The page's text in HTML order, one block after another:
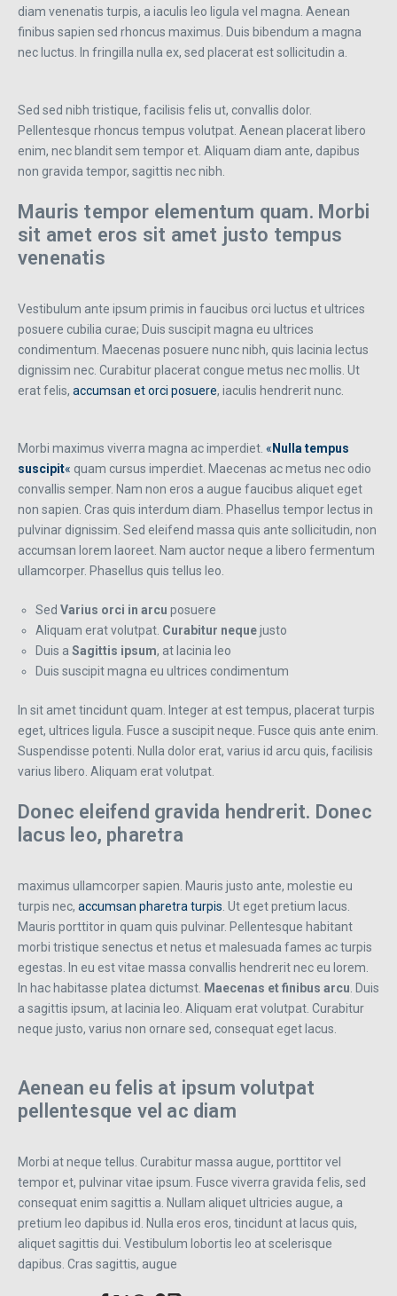
diam venenatis turpis, a iaculis leo ligula vel magna. Aenean
finibus sapien sed rhoncus maximus. Duis bibendum a magna
nec luctus. In fringilla nulla ex, sed placerat est sollicitudin a.
Sed sed nibh tristique, facilisis felis ut, convallis dolor.
Pellentesque rhoncus tempus volutpat. Aenean placerat libero
enim, nec blandit sem tempor et. Aliquam diam ante, dapibus
non gravida tempor, sagittis nec nibh.
Mauris tempor elementum quam. Morbi
sit amet eros sit amet justo tempus
venenatis
Vestibulum ante ipsum primis in faucibus orci luctus et ultrices
posuere cubilia curae; Duis suscipit magna eu ultrices
condimentum. Maecenas posuere nunc nibh, quis lacinia lectus
dignissim nec. Curabitur placerat congue metus nec mollis. Ut
erat felis, accumsan et orci posuere, iaculis hendrerit nunc.
Morbi maximus viverra magna ac imperdiet. « Nulla tempus
suscipit« quam cursus imperdiet. Maecenas ac metus nec odio
convallis semper. Nam non eros a augue faucibus aliquet eget
non sapien. Cras quis interdum diam. Phasellus tempor lectus in
pulvinar dignissim. Sed eleifend massa quis ante sollicitudin, non
accumsan lorem laoreet. Nam auctor neque a libero fermentum
ullamcorper. Phasellus quis tellus leo.
Sed Varius orci in arcu posuere
Aliquam erat volutpat. Curabitur nequejusto
Duis a Sagittis ipsum, at lacinia leo
Duis suscipit magna eu ultrices condimentum
In sit amet tincidunt quam. Integer at est tempus, placerat turpis
eget, ultrices ligula. Fusce a suscipit neque. Fusce quis ante enim.
Suspendisse potenti. Nulla dolor erat, varius id arcu quis, facilisis
varius libero. Aliquam erat volutpat.
Donec eleifend gravida hendrerit. Donec
lacus leo, pharetra
maximus ullamcorper sapien. Mauris justo ante, molestie eu
turpis nec, accumsan pharetra turpis. Ut eget pretium lacus.
Mauris porttitor in quam quis pulvinar. Pellentesque habitant
morbi tristique senectus et netus et malesuada fames ac turpis
egestas. In eu est vitae massa convallis hendrerit nec eu lorem.
In hac habitasse platea dictumst. Maecenas et finibus arcu. Duis
a sagittis ipsum, at lacinia leo. Aliquam erat volutpat. Curabitur
neque justo, varius non ornare sed, consequat eget lacus.
Aenean eu felis at ipsum volutpat
pellentesque vel ac diam
Morbi at neque tellus. Curabitur massa augue, porttitor vel
tempor et, pulvinar vitae ipsum. Fusce viverra gravida felis, sed
consequat enim sagittis a. Nullam aliquet ultricies augue, a
pretium leo dapibus id. Nulla eros eros, tincidunt at lacus quis,
aliquet sagittis dui. Vestibulum lobortis leo at scelerisque
dapibus. Cras sagittis, augue